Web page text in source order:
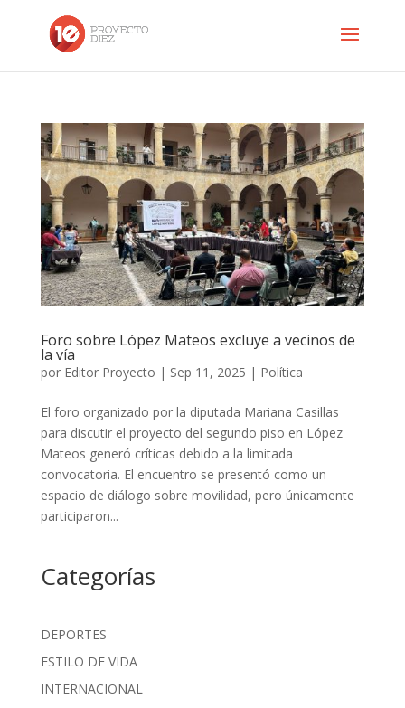
Foro sobre López Mateos excluye a vecinos de
la vía
por Editor Proyecto | Sep 11, 2025 | Política
El foro organizado por la diputada Mariana Casillas
para discutir el proyecto del segundo piso en López
Mateos generó críticas debido a la limitada
convocatoria. El encuentro se presentó como un
espacio de diálogo sobre movilidad, pero únicamente
participaron...
Categorías
DEPORTES
ESTILO DE VIDA
INTERNACIONAL